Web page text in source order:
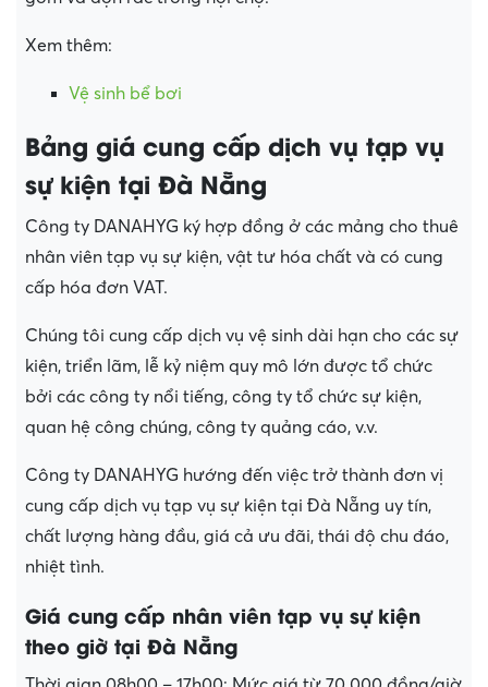
Xem thêm:
Vệ sinh bể bơi
Bảng giá cung cấp dịch vụ tạp vụ
sự kiện tại Đà Nẵng
Công ty DANAHYG ký hợp đồng ở các mảng cho thuê
nhân viên tạp vụ sự kiện, vật tư hóa chất và có cung
cấp hóa đơn VAT.
Chúng tôi cung cấp dịch vụ vệ sinh dài hạn cho các sự
kiện, triển lãm, lễ kỷ niệm quy mô lớn được tổ chức
bởi các công ty nổi tiếng, công ty tổ chức sự kiện,
quan hệ công chúng, công ty quảng cáo, v.v.
Công ty DANAHYG hướng đến việc trở thành đơn vị
cung cấp dịch vụ tạp vụ sự kiện tại Đà Nẵng uy tín,
chất lượng hàng đầu, giá cả ưu đãi, thái độ chu đáo,
nhiệt tình.
Giá cung cấp nhân viên tạp vụ sự kiện
theo giờ tại Đà Nẵng